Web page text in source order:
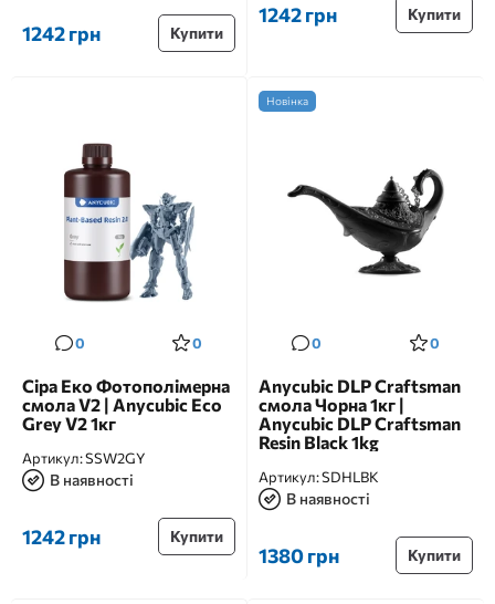
1242 грн Купити
1242 грн Купити
0 0
Сіра Еко Фотополімерна
смола V2 | Anycubic Eco
Grey V2 1кг
Артикул:SSW2GY
В наявності
1242 грн Купити
Новінка
0 0
Anycubic DLP Craftsman
смола Чорна 1кг |
Anycubic DLP Craftsman
Resin Black 1kg
Артикул:SDHLBK
В наявності
1380 грн Купити